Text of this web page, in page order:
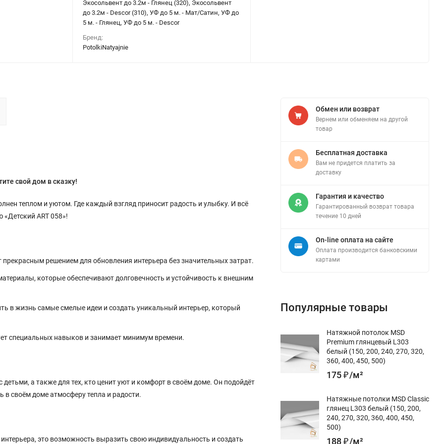
Экосольвент до 3.2м - Глянец (320), Экосольвент
до 3.2м - Descor (310), УФ до 5 м. - Мат/Сатин, УФ до
5 м. - Глянец, УФ до 5 м. - Descor
Бренд:
PotolkiNatyajnie
свой дом в сказку!
теплом и уютом. Где каждый взгляд приносит радость и улыбку. И всё
ART 058»!
решением для обновления интерьера без значительных затрат.
которые обеспечивают долговечность и устойчивость к внешним
в жизнь самые смелые идеи и создать уникальный интерьер, который
специальных навыков и занимает минимум времени.
а также для тех, кто ценит уют и комфорт в своём доме. Он подойдёт
в своём доме атмосферу тепла и радости.
это возможность выразить свою индивидуальность и создать
Обмен или возврат
Вернем или обменяем на другой
товар
Бесплатная доставка
Вам не придется платить за
доставку
Гарантия и качество
Гарантированный возврат товара
течение 10 дней
On-line оплата на сайте
Оплата производится банковскими
картами
Популярные товары
Натяжной потолок MSD
Premium глянцевый L303
белый (150, 200, 240, 270, 320,
360, 400, 450, 500)
175₽/м²
Натяжные потолки MSD Classic
глянец L303 белый (150, 200,
240, 270, 320, 360, 400, 450,
500)
188₽/м²